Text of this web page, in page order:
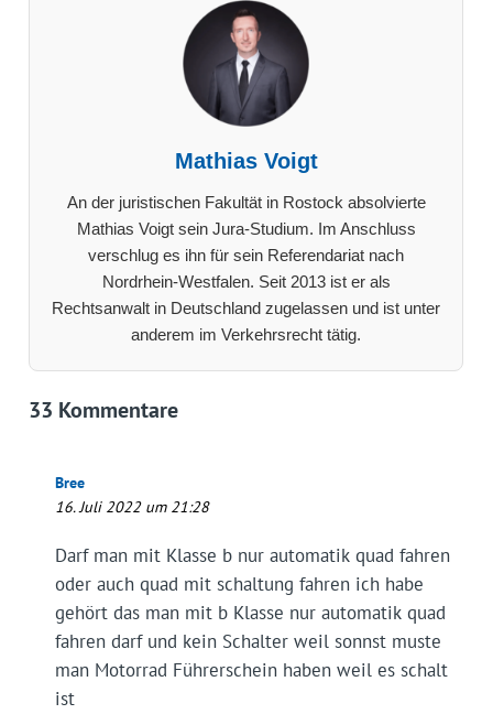
Mathias Voigt
An der juristischen Fakultät in Rostock absolvierte
Mathias Voigt sein Jura-Studium. Im Anschluss
verschlug es ihn für sein Referendariat nach
Nordrhein-Westfalen. Seit 2013 ist er als
Rechtsanwalt in Deutschland zugelassen und ist unter
anderem im Verkehrsrecht tätig.
33 Kommentare
Bree
16. Juli 2022 um 21:28
Darf man mit Klasse b nur automatik quad fahren
oder auch quad mit schaltung fahren ich habe
gehört das man mit b Klasse nur automatik quad
fahren darf und kein Schalter weil sonnst muste
man Motorrad Führerschein haben weil es schalt
ist